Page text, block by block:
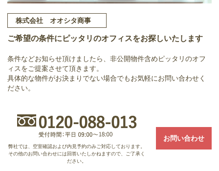
株式会社 オオシタ商事
ご希望の条件にピッタリのオフィスをお探しいたします
条件などお知らせ頂けましたら、非公開物件含めピッタリのオフ
ィスをご提案させて頂きます。
具体的な物件がお決まりでない場合でもお気軽にお問い合わせく
ださい。
弊社では、空室確認および内見予約のみご対応しております。
その他のお問い合わせには回答いたしかねますので、ご了承く
ださい。
お問い合わせ